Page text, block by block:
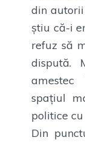
din
știu că-i
refuz să
dispută.
spațiul
politice
Din